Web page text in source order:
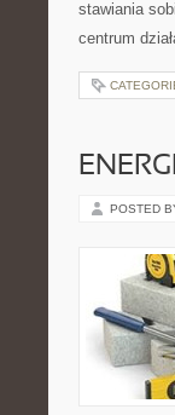
stawiania
centrum
POSTED